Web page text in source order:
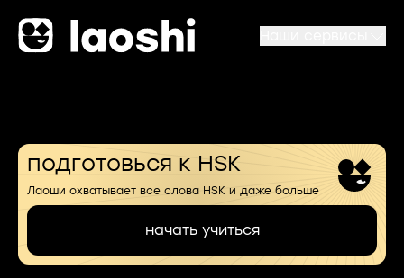
подготовься к HSK
Лаоши охватывает все слова HSK и даже больше
начать учиться